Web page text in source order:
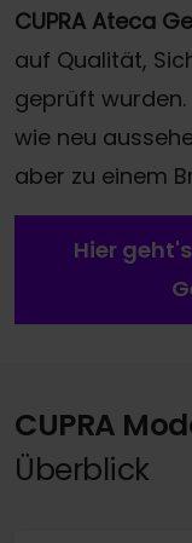
CUPRA Ateca
auf Qualität,
geprüft wurden.
wie neu
aber zu einem
Hier
CUPRA
Überblick